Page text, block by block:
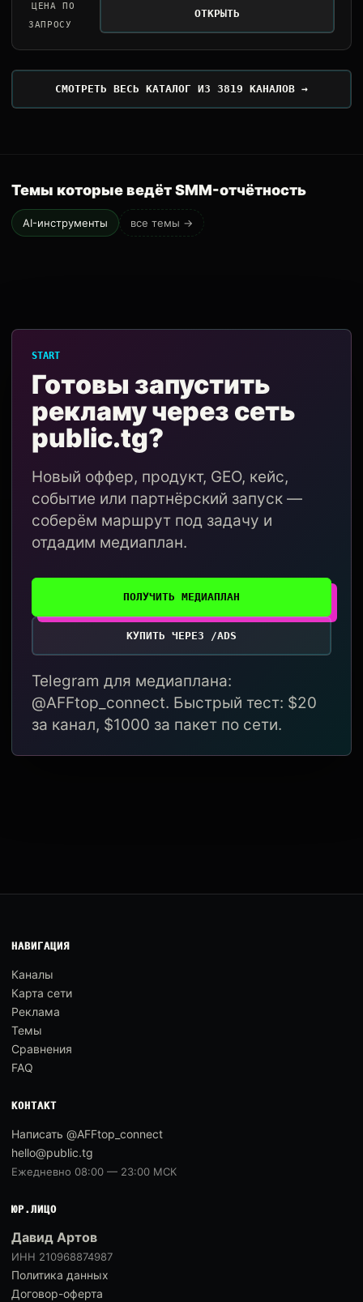
ЦЕНА ПО
ЗАПРОСУ
ОТКРЫТЬ
СМОТРЕТЬ ВЕСЬ КАТАЛОГ ИЗ 3819 КАНАЛОВ →
Темы которые ведёт SMM-отчётность
AI-инструменты все темы →
START
Готовы запустить
рекламу через сеть
public.tg?
Новый оффер, продукт, GEO, кейс,
событие или партнёрский запуск —
соберём маршрут под задачу и
отдадим медиаплан.
ПОЛУЧИТЬ МЕДИАПЛАН
КУПИТЬ ЧЕРЕЗ /ADS
Telegram для медиаплана:
@AFFtop_connect. Быстрый тест: $20
за канал, $1000 за пакет по сети.
НАВИГАЦИЯ
Каналы
Карта сети
Реклама
Темы
Сравнения
FAQ
КОНТАКТ
Написать @AFFtop_connect
hello@public.tg
Ежедневно 08:00 — 23:00 МСК
ЮР.ЛИЦО
Давид Артов
ИНН 210968874987
Политика данных
Договор-оферта